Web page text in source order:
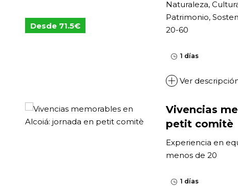
Desde 71.5€
Naturaleza,
Patrimonio,
20-60
1 días
Ver
Vivencias
petit comitè
Experiencia en
menos de 20
1 días